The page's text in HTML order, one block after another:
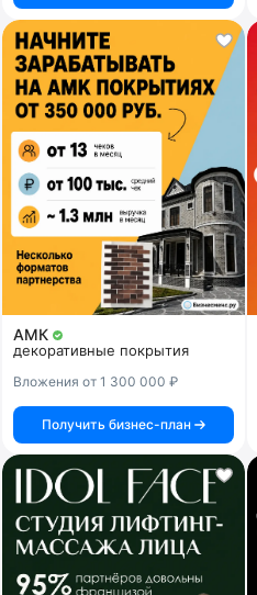
АМК
декоративные покрытия
Вложения от 1 300 000 ₽
Получить бизнес-план